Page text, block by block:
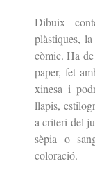
Dibuix
plàstiques,
còmic. Ha
paper, fet
xinesa i
llapis,
a criteri del
sèpia o
coloració.